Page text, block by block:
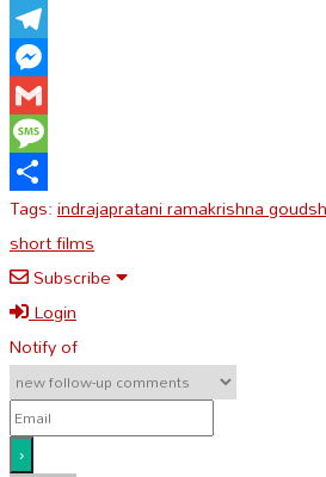
WhatsApp
Telegram
Messenger
Gmail
Message
Share
Tags:indrajapratani ramakrishna goud
short films
Subscribe
Login
Notify of